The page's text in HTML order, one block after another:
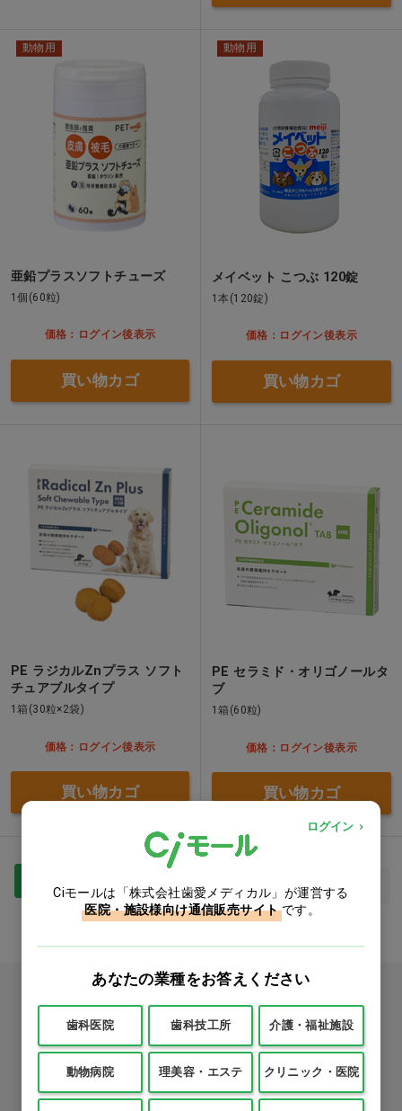
動物用
亜鉛プラスソフトチューズ
1個(60粒)
価格：ログイン後表示
買い物カゴ
動物用
メイベット こつぶ 120錠
1本(120錠)
価格：ログイン後表示
買い物カゴ
PE ラジカルZnプラス ソフト
チュアブルタイプ
1箱(30粒×2袋)
価格：ログイン後表示
買い物カゴ
PE セラミド・オリゴノールタ
ブ
1箱(60粒)
価格：ログイン後表示
買い物カゴ
最初 前へ 次へ 最後
カタログ請求
商品コード入力でクイックオーダー
ログイン
Ciモールは「株式会社歯愛メディカル」が運営する
医院・施設様向け通信販売サイト です。
あなたの業種をお答えください
歯科医院 歯科技工所 介護・福祉施設
動物病院 理美容・エステ クリニック・医院